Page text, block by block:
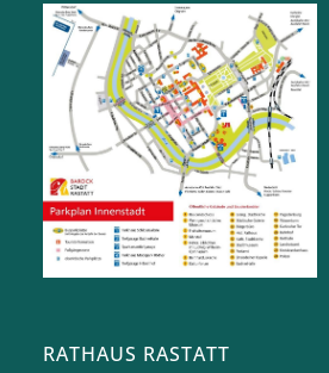
RATHAUS RASTATT